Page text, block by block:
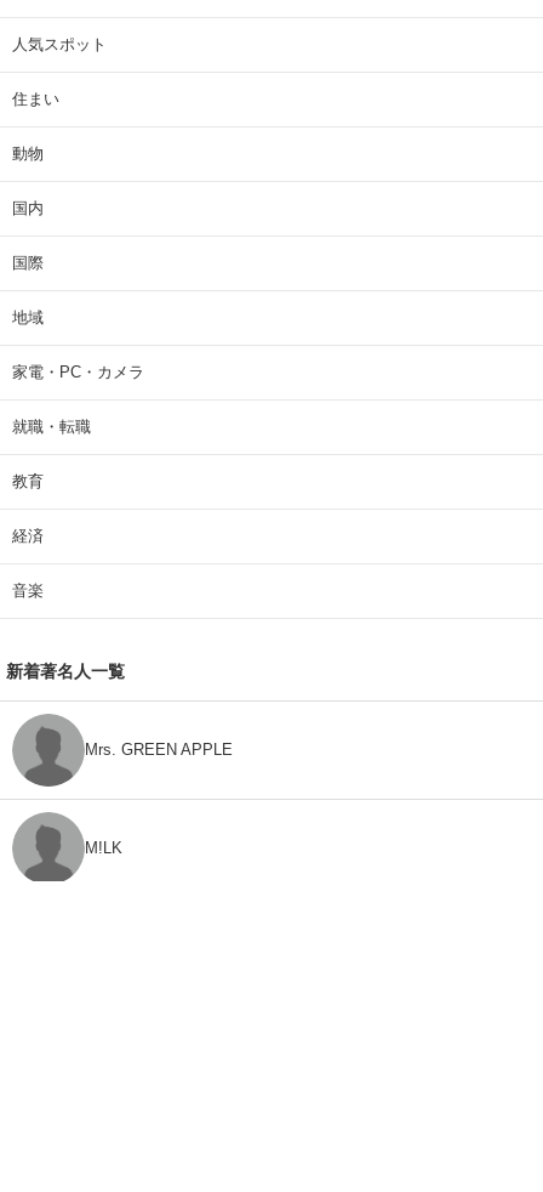
人気スポット
住まい
動物
国内
国際
地域
家電・PC・カメラ
就職・転職
教育
経済
音楽
新着著名人一覧
Mrs. GREEN APPLE
M!LK